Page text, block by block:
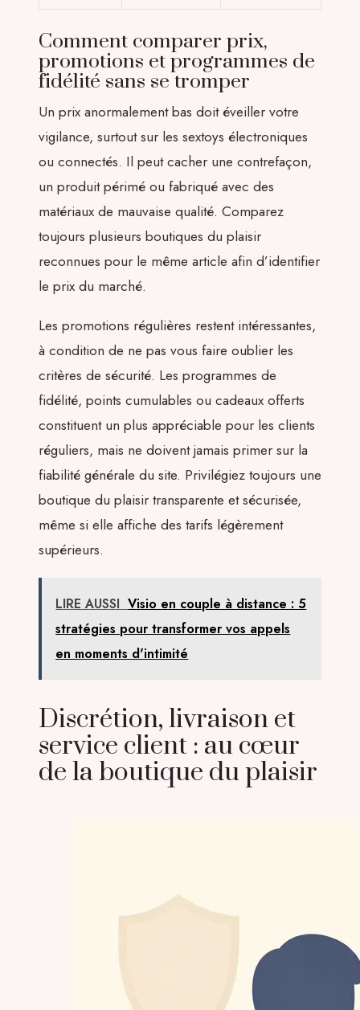
Comment comparer prix,
promotions et programmes de
fidélité sans se tromper
Un prix anormalement bas doit éveiller votre
vigilance, surtout sur les sextoys électroniques
ou connectés. Il peut cacher une contrefaçon,
un produit périmé ou fabriqué avec des
matériaux de mauvaise qualité. Comparez
toujours plusieurs boutiques du plaisir
reconnues pour le même article afin d’identifier
le prix du marché.
Les promotions régulières restent intéressantes,
à condition de ne pas vous faire oublier les
critères de sécurité. Les programmes de
fidélité, points cumulables ou cadeaux offerts
constituent un plus appréciable pour les clients
réguliers, mais ne doivent jamais primer sur la
fiabilité générale du site. Privilégiez toujours une
boutique du plaisir transparente et sécurisée,
même si elle affiche des tarifs légèrement
supérieurs.
LIRE AUSSI Visio en couple à distance : 5
stratégies pour transformer vos appels
en moments d'intimité
Discrétion, livraison et
service client : au cœur
de la boutique du plaisir